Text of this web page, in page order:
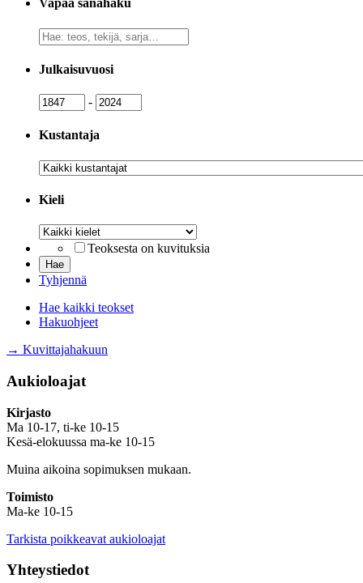
Vapaa sanahaku
Vapaa
sanahaku
Julkaisuvuosi
Julkaisuvuosi
- Julkaisuvuosi
Kustantaja
Kustantaja
Kieli
Kieli
Teoksesta on kuvituksia
Tyhjennä
Hae kaikki teokset
Hakuohjeet
→ Kuvittajahakuun
Aukioloajat
Kirjasto
Ma 10-17, ti-ke 10-15
Kesä-elokuussa ma-ke 10-15
Muina aikoina sopimuksen mukaan.
Toimisto
Ma-ke 10-15
Tarkista poikkeavat aukioloajat
Yhteystiedot